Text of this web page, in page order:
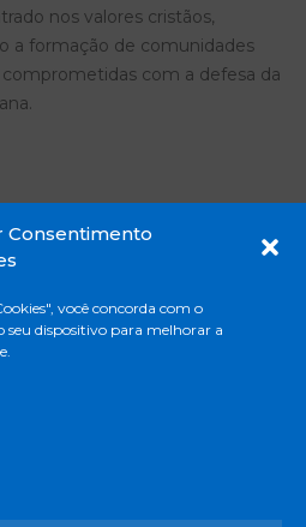
Consentimento
você concorda com o
seu dispositivo para melhorar a
nos valores cristãos,
a formação de comunidades
com a defesa da
- SP
Condições de uso
de Bolsa de Estudo (EJA)
de Denúncia